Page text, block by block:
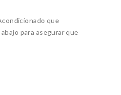
que
para asegurar que